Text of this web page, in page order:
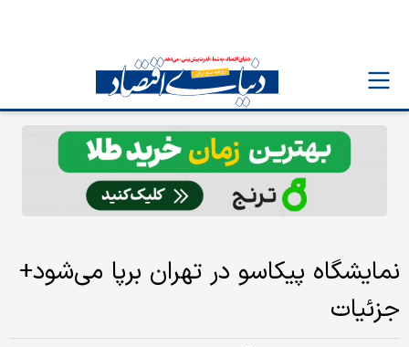
نمایشگاه پیکاسو در تهران برپا می‌شود+
جزئیات